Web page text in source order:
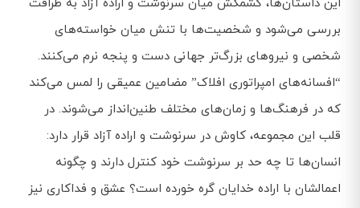
این داستان‌ها، کشمکش میان سرنوشت و اراده آزاد به ظرافت
بررسی می‌شود و شخصیت‌ها با تنش میان خواسته‌های
شخصی و نیروهای بزرگ‌تر جهانی دست و پنجه نرم می‌کنند.
“افسانه‌های امپراتوری افلاک” مضامین عمیقی را لمس می‌کند
که در فرهنگ‌ها و زمان‌های مختلف طنین‌انداز می‌شوند. در
قلب این مجموعه، کاوش در سرنوشت و اراده آزاد قرار دارد:
انسان‌ها تا چه حد بر سرنوشت خود کنترل دارند و چگونه
اعمالشان با اراده خدایان گره خورده است؟ عشق و فداکاری نیز